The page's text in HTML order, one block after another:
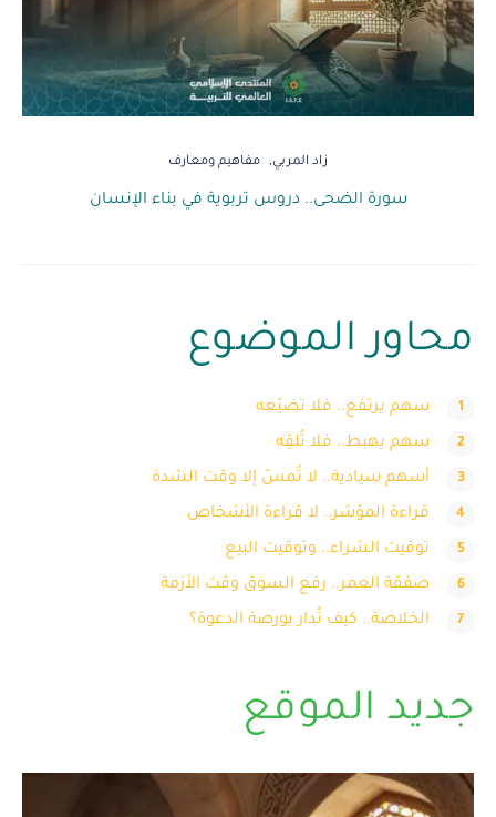
زاد المربي مفاهيم ومعارف
سورة الضحى.. دروس تربوية في بناء الإنسان
محاور الموضوع
سهم يرتفع.. فلا تضيّعه
سهم يهبط.. فلا تُلقِه
أسهم سيادية.. لا تُمسّ إلا وقت الشدة
قراءة المؤشر.. لا قراءة الأشخاص
توقيت الشراء.. وتوقيت البيع
صفقة العمر.. رفع السوق وقت الأزمة
الخلاصة.. كيف تُدار بورصة الدعوة؟
جديد الموقع